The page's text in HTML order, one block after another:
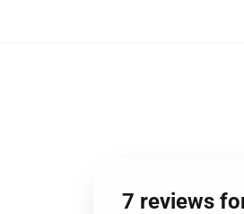
7 reviews